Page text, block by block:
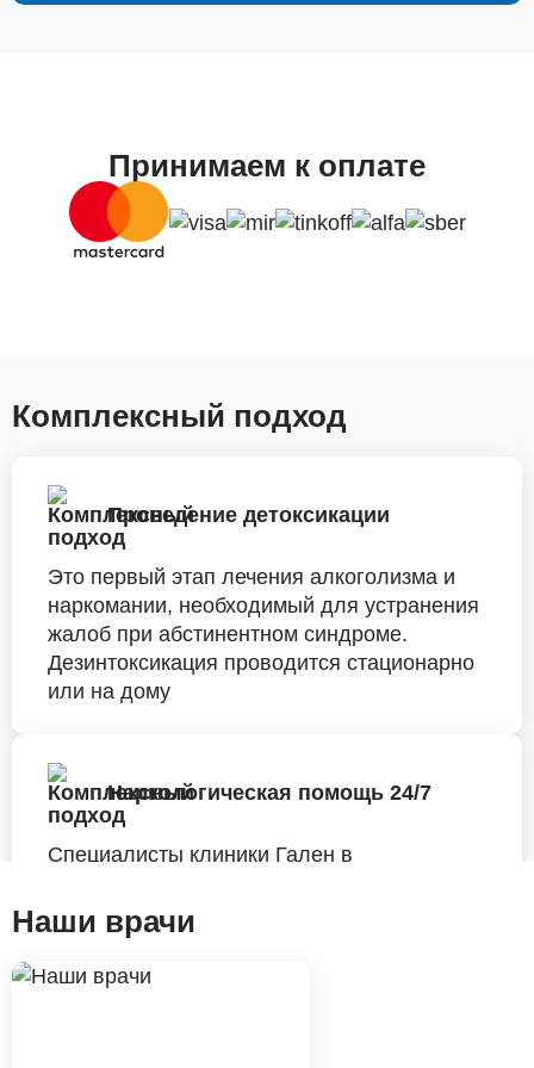
Принимаем к оплате
Комплексный подход
Проведение детоксикации
Это первый этап лечения алкоголизма и
наркомании, необходимый для устранения
жалоб при абстинентном синдроме.
Дезинтоксикация проводится стационарно
или на дому
Наркологическая помощь 24/7
Специалисты клиники Гален в
наркологическую помощь на дому или в
условиях стационара
Наши врачи